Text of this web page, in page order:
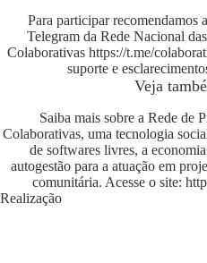
Para participar recomendamos
Telegram da Rede Nacional
Colaborativas https://t.me/
suporte e
Veja
Saiba mais sobre a Rede de
Colaborativas, uma tecnologia
de softwares livres, a
autogestão para a atuação em
comunitária. Acesse o site:
Realização